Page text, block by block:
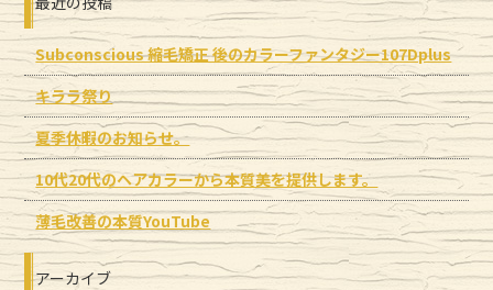
Subconscious 縮毛矯正 後のカラーファンタジー107Dplus
キララ祭り
夏季休暇のお知らせ。
10代20代のヘアカラーから本質美を提供します。
薄毛改善の本質YouTube
アーカイブ